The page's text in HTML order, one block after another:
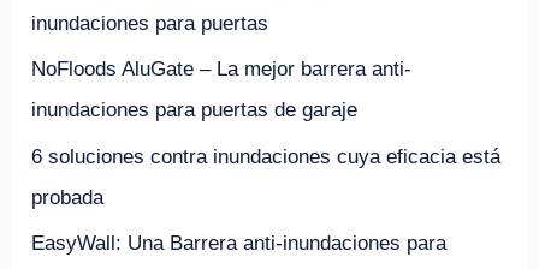
inundaciones para puertas
NoFloods AluGate – La mejor barrera anti-
inundaciones para puertas de garaje
6 soluciones contra inundaciones cuya eficacia está
probada
EasyWall: Una Barrera anti-inundaciones para